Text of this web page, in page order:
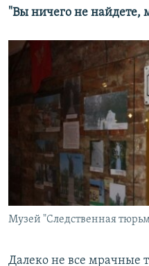
"Вы ничего не найдете,
Музей "Следственная
Далеко не все мрачные